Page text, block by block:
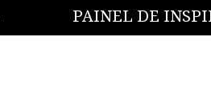
PAINEL DE